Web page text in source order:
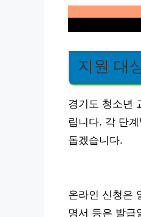
지원 대
경기도 청소년
립니다. 각 단
돕겠습니다.
온라인 신청은
명서 등은 발급